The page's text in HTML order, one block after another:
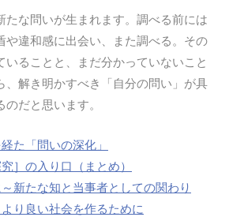
たな問いが生まれます。調べる前には
や違和感に出会い、また調べる。その
いることと、まだ分かっていないこと
、解き明かすべき「自分の問い」が具
だと思います。
た「問いの深化」
］の入り口（まとめ）
新たな知と当事者としての関わり
り良い社会を作るために